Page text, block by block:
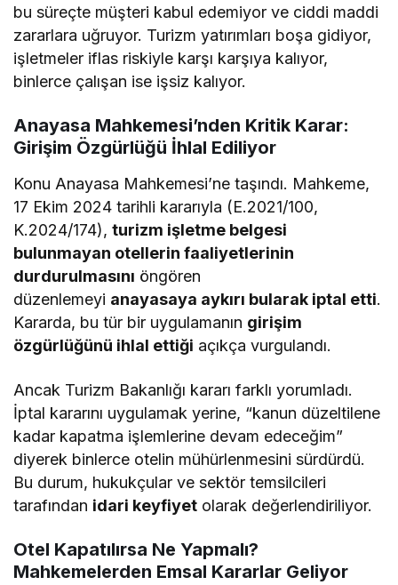
bu süreçte müşteri kabul edemiyor ve ciddi maddi
zararlara uğruyor. Turizm yatırımları boşa gidiyor,
işletmeler iflas riskiyle karşı karşıya kalıyor,
binlerce çalışan ise işsiz kalıyor.
Anayasa Mahkemesi’nden Kritik Karar:
Girişim Özgürlüğü İhlal Ediliyor
Konu Anayasa Mahkemesi’ne taşındı. Mahkeme,
17 Ekim 2024 tarihli kararıyla (E.2021/100,
K.2024/174),turizm işletme belgesi
bulunmayan otellerin faaliyetlerinin
durdurulmasını öngören
düzenlemeyi anayasaya aykırı bularak iptal etti.
Kararda, bu tür bir uygulamanın girişim
özgürlüğünü ihlal ettiği açıkça vurgulandı.
Ancak Turizm Bakanlığı kararı farklı yorumladı.
İptal kararını uygulamak yerine, “kanun düzeltilene
kadar kapatma işlemlerine devam edeceğim”
diyerek binlerce otelin mühürlenmesini sürdürdü.
Bu durum, hukukçular ve sektör temsilcileri
tarafından idari keyfiyet olarak değerlendiriliyor.
Otel Kapatılırsa Ne Yapmalı?
Mahkemelerden Emsal Kararlar Geliyor